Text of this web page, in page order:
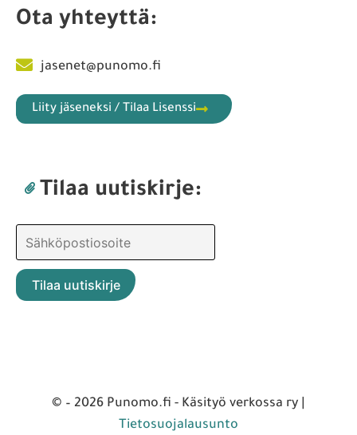
Ota yhteyttä:
jasenet@punomo.fi
Liity jäseneksi / Tilaa Lisenssi
Tilaa uutiskirje:
© – 2026 Punomo.fi - Käsityö verkossa ry |
Tietosuojalausunto